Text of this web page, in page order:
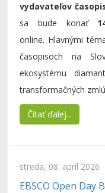
vydavateľov
sa bude konať
online. Hlavnými
časopisoch na
ekosystému
transformačných
Čítať ďalej...
streda, 08. apríl 2026
EBSCO Open Day